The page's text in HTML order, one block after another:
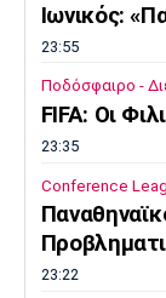
Ιωνικός:
23:55
Ποδόσφαιρο -
FIFA: Οι
23:35
Conference
23:22